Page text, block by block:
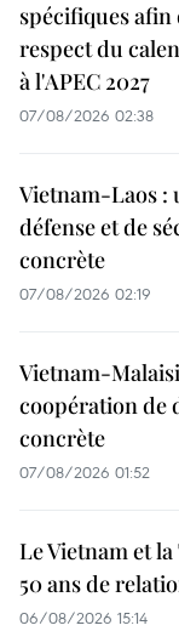
spécifiques
respect du
à l'APEC 2027
07/08/2026 02:38
Vietnam-Laos :
défense et de
concrète
07/08/2026 02:19
Vietnam-
coopération de
concrète
07/08/2026 01:52
Le Vietnam et
50 ans de
06/08/2026 15:14